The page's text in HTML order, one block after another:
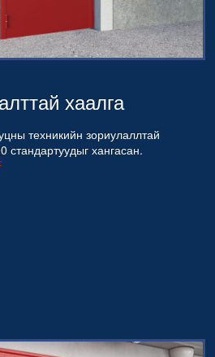
хаалга
техникийн зориулаллтай
стандартуудыг хангасан.